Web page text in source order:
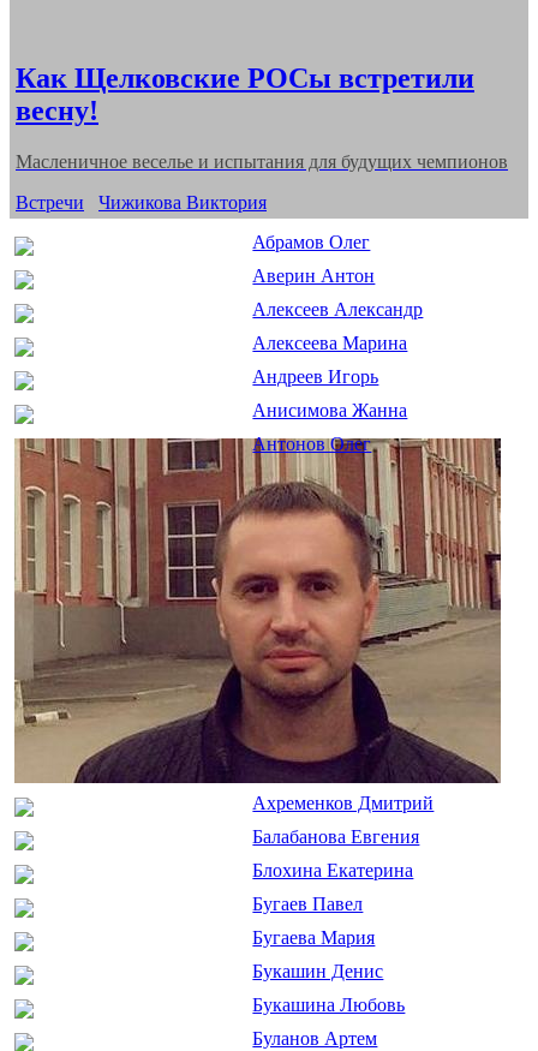
Как Щелковские РОСы встретили
весну!
Масленичное веселье и испытания для будущих чемпионов
Categories
Встречи
Чижикова Виктория
Абрамов Олег
Аверин Антон
Алексеев Александр
Алексеева Марина
Андреев Игорь
Анисимова Жанна
Антонов Олег
Ахременков Дмитрий
Балабанова Евгения
Блохина Екатерина
Бугаев Павел
Бугаева Мария
Букашин Денис
Букашина Любовь
Буланов Артем